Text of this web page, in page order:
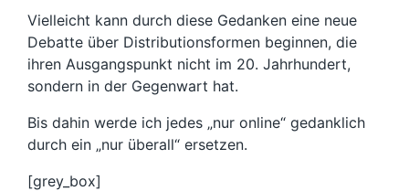
Vielleicht kann durch diese Gedanken eine neue
Debatte über Distributionsformen beginnen, die
ihren Ausgangspunkt nicht im 20. Jahrhundert,
sondern in der Gegenwart hat.
Bis dahin werde ich jedes „nur online“ gedanklich
durch ein „nur überall“ ersetzen.
[grey_box]